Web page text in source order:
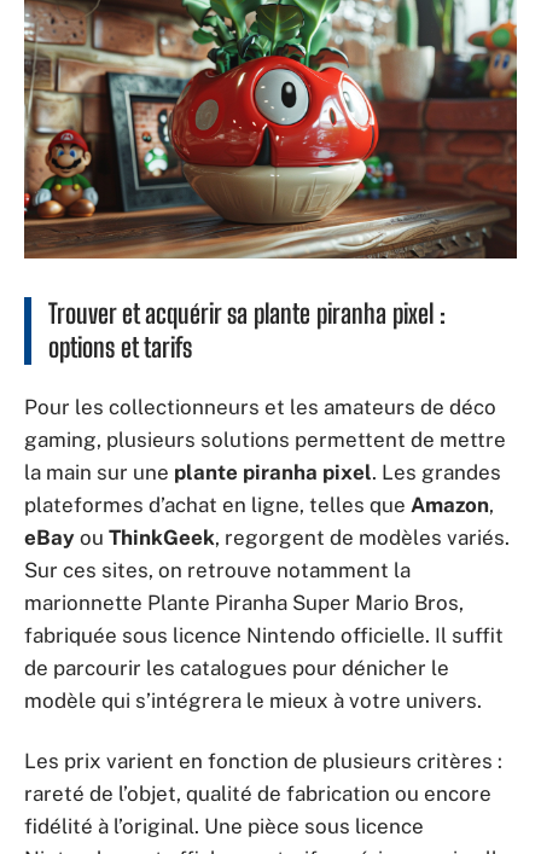
Trouver et acquérir sa plante piranha pixel :
options et tarifs
Pour les collectionneurs et les amateurs de déco
gaming, plusieurs solutions permettent de mettre
la main sur une plante piranha pixel. Les grandes
plateformes d’achat en ligne, telles que Amazon,
eBay ou ThinkGeek, regorgent de modèles variés.
Sur ces sites, on retrouve notamment la
marionnette Plante Piranha Super Mario Bros,
fabriquée sous licence Nintendo officielle. Il suffit
de parcourir les catalogues pour dénicher le
modèle qui s’intégrera le mieux à votre univers.
Les prix varient en fonction de plusieurs critères :
rareté de l’objet, qualité de fabrication ou encore
fidélité à l’original. Une pièce sous licence